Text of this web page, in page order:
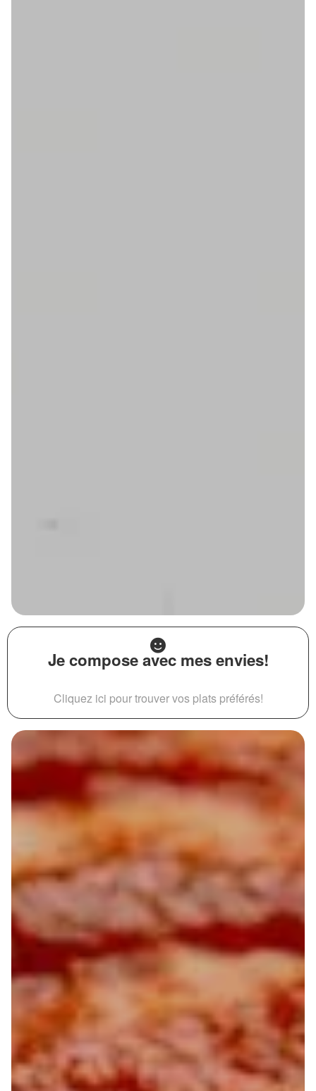
Je compose avec mes envies!
Cliquez ici pour trouver vos plats préférés!